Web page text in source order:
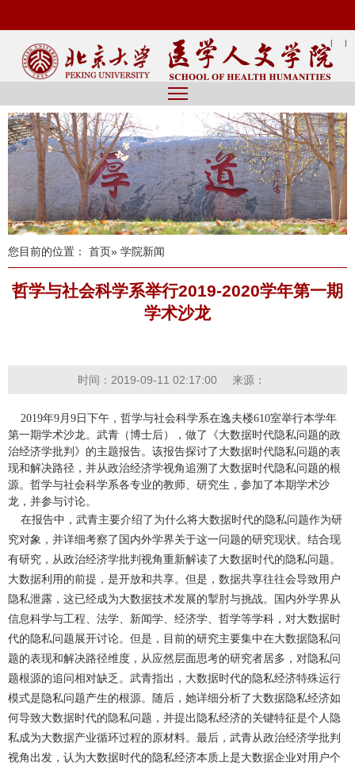
| |
您目前的位置： 首页» 学院新闻
哲学与社会科学系举行2019-2020学年第一期
学术沙龙
时间：2019-09-11 02:17:00 来源：
2019年9月9日下午，哲学与社会科学系在逸夫楼610室举行本学年
第一期学术沙龙。武青（博士后），做了《大数据时代隐私问题的政
治经济学批判》的主题报告。该报告探讨了大数据时代隐私问题的表
现和解决路径，并从政治经济学视角追溯了大数据时代隐私问题的根
源。哲学与社会科学系各专业的教师、研究生，参加了本期学术沙
龙，并参与讨论。
在报告中，武青主要介绍了为什么将大数据时代的隐私问题作为研
究对象，并详细考察了国内外学界关于这一问题的研究现状。结合现
有研究，从政治经济学批判视角重新解读了大数据时代的隐私问题。
大数据利用的前提，是开放和共享。但是，数据共享往往会导致用户
隐私泄露，这已经成为大数据技术发展的掣肘与挑战。国内外学界从
信息科学与工程、法学、新闻学、经济学、哲学等学科，对大数据时
代的隐私问题展开讨论。但是，目前的研究主要集中在大数据隐私问
题的表现和解决路径维度，从应然层面思考的研究者居多，对隐私问
题根源的追问相对缺乏。武青指出，大数据时代的隐私经济特殊运行
模式是隐私问题产生的根源。随后，她详细分析了大数据隐私经济如
何导致大数据时代的隐私问题，并提出隐私经济的关键特征是个人隐
私成为大数据产业循环过程的原材料。最后，武青从政治经济学批判
视角出发，认为大数据时代的隐私经济本质上是大数据企业对用户个